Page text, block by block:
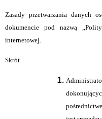
Zasady przetwarzania danych
dokumencie pod nazwą
internetowej.
Skrót